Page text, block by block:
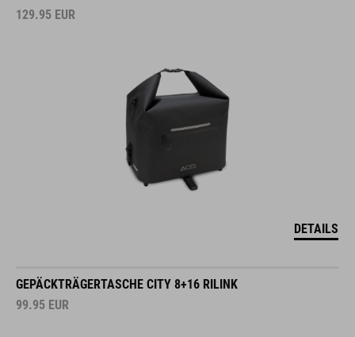
129.95 EUR
DETAILS
GEPÄCKTRÄGERTASCHE CITY 8+16 RILINK
99.95 EUR